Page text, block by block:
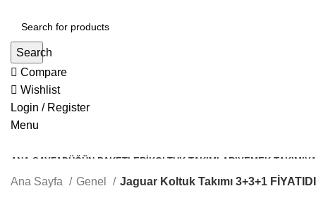
Search
Compare
Wishlist
Login / Register
Menu
ANA SAYFADÜĞÜN PAKETLERIKOLTUK TAKIMLARIYEMEK TAKIMI
Ana Sayfa Genel Jaguar Koltuk Takımı 3+3+1